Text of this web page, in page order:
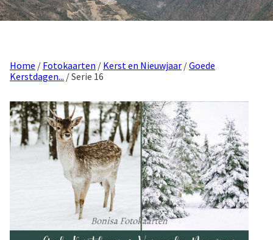
Home / Fotokaarten / Kerst en Nieuwjaar /Goede
Kerstdagen... / Serie 16